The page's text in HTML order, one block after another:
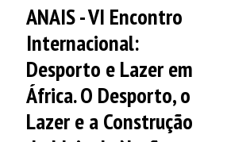
ANAIS - VI Encontro
Internacional:
Desporto e Lazer em
África. O Desporto, o
Lazer e a Construção